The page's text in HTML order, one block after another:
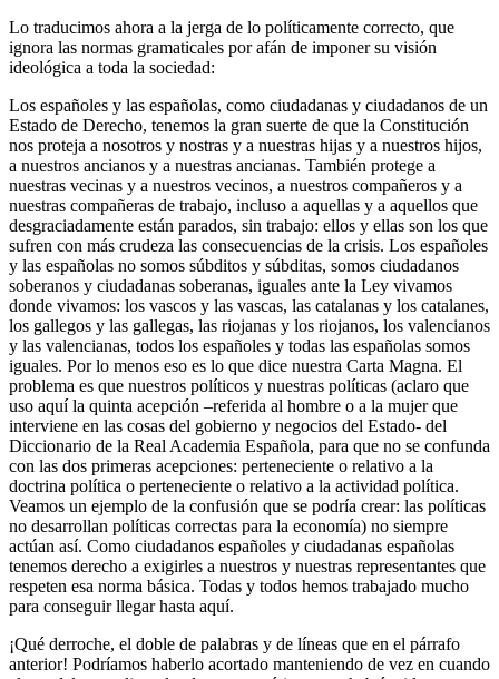
Lo traducimos ahora a la jerga de lo políticamente correcto, que
ignora las normas gramaticales por afán de imponer su visión
ideológica a toda la sociedad:
Los españoles y las españolas, como ciudadanas y ciudadanos de un
Estado de Derecho, tenemos la gran suerte de que la Constitución
nos proteja a nosotros y nostras y a nuestras hijas y a nuestros hijos,
a nuestros ancianos y a nuestras ancianas. También protege a
nuestras vecinas y a nuestros vecinos, a nuestros compañeros y a
nuestras compañeras de trabajo, incluso a aquellas y a aquellos que
desgraciadamente están parados, sin trabajo: ellos y ellas son los que
sufren con más crudeza las consecuencias de la crisis. Los españoles
y las españolas no somos súbditos y súbditas, somos ciudadanos
soberanos y ciudadanas soberanas, iguales ante la Ley vivamos
donde vivamos: los vascos y las vascas, las catalanas y los catalanes,
los gallegos y las gallegas, las riojanas y los riojanos, los valencianos
y las valencianas, todos los españoles y todas las españolas somos
iguales. Por lo menos eso es lo que dice nuestra Carta Magna. El
problema es que nuestros políticos y nuestras políticas (aclaro que
uso aquí la quinta acepción –referida al hombre o a la mujer que
interviene en las cosas del gobierno y negocios del Estado- del
Diccionario de la Real Academia Española, para que no se confunda
con las dos primeras acepciones: perteneciente o relativo a la
doctrina política o perteneciente o relativo a la actividad política.
Veamos un ejemplo de la confusión que se podría crear: las políticas
no desarrollan políticas correctas para la economía) no siempre
actúan así. Como ciudadanos españoles y ciudadanas españolas
tenemos derecho a exigirles a nuestros y nuestras representantes que
respeten esa norma básica. Todas y todos hemos trabajado mucho
para conseguir llegar hasta aquí.
¡Qué derroche, el doble de palabras y de líneas que en el párrafo
anterior! Podríamos haberlo acortado manteniendo de vez en cuando